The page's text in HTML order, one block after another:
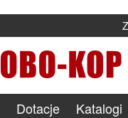
Dotacje Katalogi